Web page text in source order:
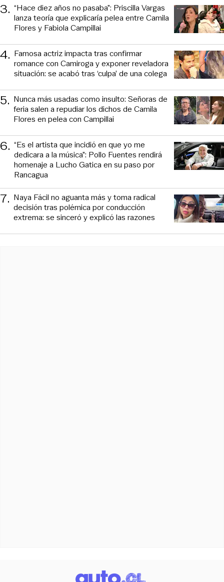
3. “Hace diez años no pasaba”: Priscilla Vargas
lanza teoría que explicaría pelea entre Camila
Flores y Fabiola Campillai
4. Famosa actriz impacta tras confirmar
romance con Camiroga y exponer reveladora
situación: se acabó tras ‘culpa’ de una colega
5. Nunca más usadas como insulto: Señoras de
feria salen a repudiar los dichos de Camila
Flores en pelea con Campillai
6. “Es el artista que incidió en que yo me
dedicara a la música”: Pollo Fuentes rendirá
homenaje a Lucho Gatica en su paso por
Rancagua
7. Naya Fácil no aguanta más y toma radical
decisión tras polémica por conducción
extrema: se sinceró y explicó las razones